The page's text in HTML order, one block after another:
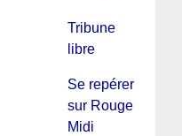
Tribune
libre
Se repérer
sur Rouge
Midi